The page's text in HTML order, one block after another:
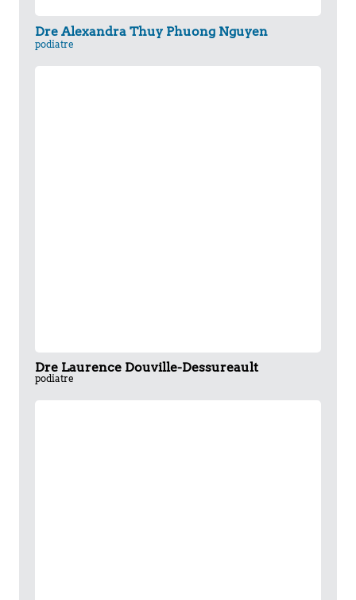
Dre Alexandra Thuy Phuong Nguyen
podiatre
Dre Laurence Douville-Dessureault
podiatre